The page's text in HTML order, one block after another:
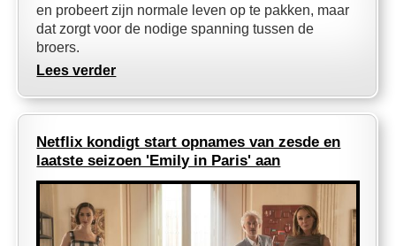
en probeert zijn normale leven op te pakken, maar
dat zorgt voor de nodige spanning tussen de
broers.
Lees verder
Netflix kondigt start opnames van zesde en
laatste seizoen 'Emily in Paris' aan